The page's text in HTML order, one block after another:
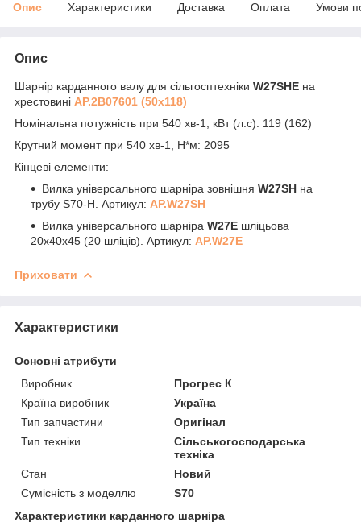
Опис Характеристики Доставка Оплата Умови
Опис
Шарнір карданного валу для сільгосптехніки W27SHE на
хрестовині АР.2B07601 (50х118)
Номінальна потужність при 540 хв-1, кВт (л.с): 119 (162)
Крутний момент при 540 хв-1, Н*м: 2095
Кінцеві елементи:
Вилка універсального шарніра зовнішня W27SH на
трубу S70-Н. Артикул: AP.W27SH
Вилка універсального шарніра W27E шліцьова
20х40х45 (20 шліців). Артикул: AP.W27E
Приховати
Характеристики
Основні атрибути
Виробник
Прогрес К
Країна виробник
Україна
Тип запчастини
Оригінал
Тип техніки
Сільськогосподарська
техніка
Стан
Новий
Сумісність з моделлю
S70
Характеристики карданного шарніра